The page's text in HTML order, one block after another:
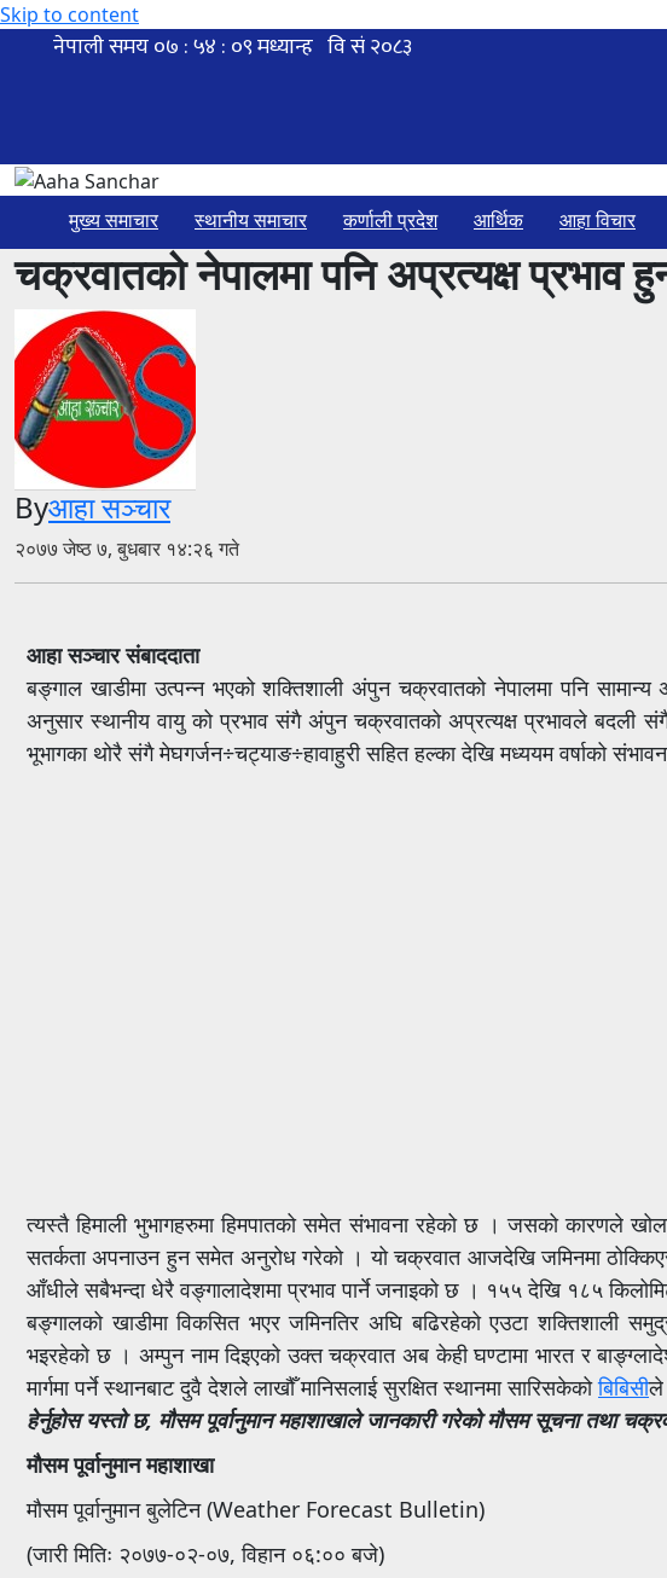
Skip to content
मुख्य समाचार स्थानीय समाचार कर्णाली प्रदेश आर्थिक आहा विचार
चक्रवातको नेपालमा पनि अप्रत्यक्ष प्रभाव
Byआहा सञ्चार
२०७७ जेष्ठ ७, बुधबार १४:२६ गते
आहा सञ्चार संबाददाता
बङ्गाल खाडीमा उत्पन्न भएको शक्तिशाली अंपुन चक्रवातको नेपालमा पनि
अनुसार स्थानीय वायु को प्रभाव संगै अंपुन चक्रवातको अप्रत्यक्ष प्रभावले बदली
भूभागका थोरै संगै मेघगर्जन÷चट्याङ÷हावाहुरी सहित हल्का देखि मध्ययम वर्षाको
त्यस्तै हिमाली भुभागहरुमा हिमपातको समेत संभावना रहेको छ । जसको कारणले
सतर्कता अपनाउन हुन समेत अनुरोध गरेको । यो चक्रवात आजदेखि जमिनमा
आँधीले सबैभन्दा धेरै वङ्गालादेशमा प्रभाव पार्ने जनाइको छ । १५५ देखि १८५
बङ्गालको खाडीमा विकसित भएर जमिनतिर अघि बढिरहेको एउटा शक्तिशाली
भइरहेको छ । अम्पुन नाम दिइएको उक्त चक्रवात अब केही घण्टामा भारत र
मार्गमा पर्ने स्थानबाट दुवै देशले लाखौँ मानिसलाई सुरक्षित स्थानमा सारिसकेकोबिबिसीले
हेर्नुहोस यस्तो छ, मौसम पूर्वानुमान महाशाखाले जानकारी गरेको मौसम सूचना तथा
मौसम पूर्वानुमान महाशाखा
मौसम पूर्वानुमान बुलेटिन (Weather Forecast Bulletin)
(जारी मितिः २०७७-०२-०७, विहान ०६:०० बजे)